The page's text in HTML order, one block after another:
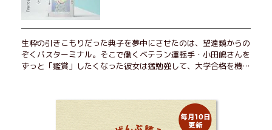
生粋の引きこもりだった典子を夢中にさせたのは、望遠鏡からの
ぞくバスターミナル。そこで働くベテラン運転手・小田嶋さんを
ずっと「鑑賞」したくなった彼女は猛勉強して、大学合格を機に
る！ 地元が恋しくなったとき、どこか遠くへ逃げたいときは読
んで下さい。孤独を愛する人のお守りになる、くすっと、うるっ